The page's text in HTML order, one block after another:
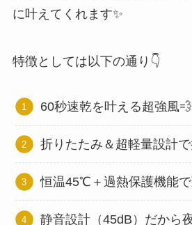
に叶えてくれます✨
特徴としては以下の通り👇
60秒速乾を叶える超強風💨
折りたたみ＆超軽量設計
恒温45℃＋過熱保護機能
静音設計（45dB）だから